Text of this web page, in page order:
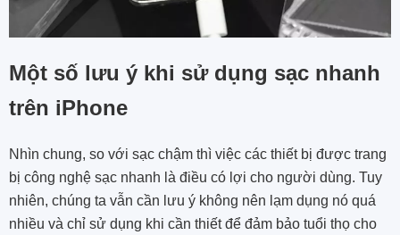
Một số lưu ý khi sử dụng sạc nhanh
trên iPhone
Nhìn chung, so với sạc chậm thì việc các thiết bị được trang
bị công nghệ sạc nhanh là điều có lợi cho người dùng. Tuy
nhiên, chúng ta vẫn cần lưu ý không nên lạm dụng nó quá
nhiều và chỉ sử dụng khi cần thiết để đảm bảo tuổi thọ cho